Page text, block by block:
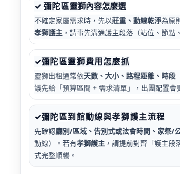
✓ 彌陀區靈獅內容怎麼選
不確定家屬需求時，先以莊重、動線乾淨為原
孝獅護主，請事先溝通護主段落（站位、節點
✓彌陀區靈獅費用怎麼抓
靈獅出租通常依天數、大小、路程距離、時段
議先給「預算區間 + 需求清單」，出團配置會
✓彌陀區到館動線與孝獅護主流程
先確認廳別/區域、告別式或法會時間、家祭/
動線）。若有孝獅護主，請提前對齊「護主段
式完整順暢。